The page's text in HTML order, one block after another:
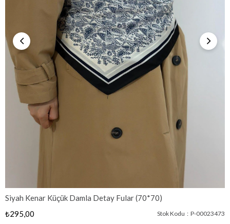
Siyah Kenar Küçük Damla Detay Fular (70*70)
₺295,00
Stok Kodu P-00023473